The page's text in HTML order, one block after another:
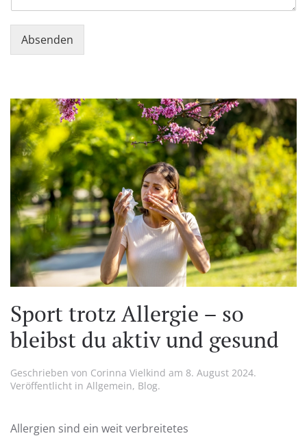
m
m
Absenden
Sport trotz Allergie – so
bleibst du aktiv und gesund
Geschrieben von Corinna Vielkind am 8. August 2024.
Veröffentlicht in Allgemein, Blog.
Allergien sind ein weit verbreitetes